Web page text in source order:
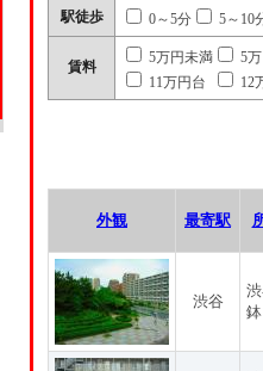
駅徒歩 0～5分 5～10
賃料
5万円未満
5
11万円台
12
外観 最寄駅
渋谷